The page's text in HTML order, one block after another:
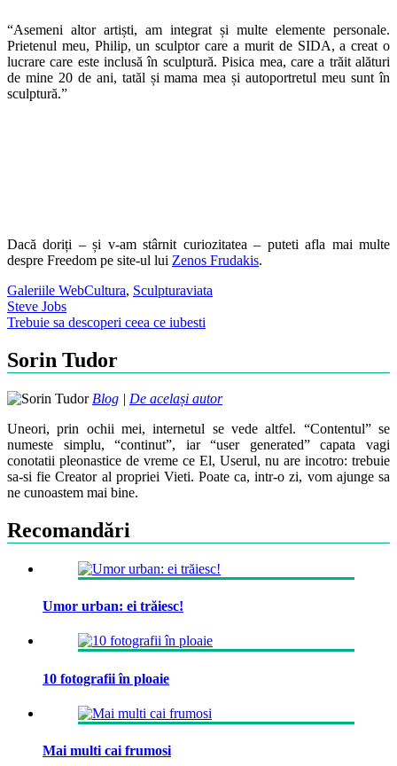
“Asemeni altor artiști, am integrat și multe elemente personale.
Prietenul meu, Philip, un sculptor care a murit de SIDA, a creat o
lucrare care este inclusă în sculptură. Pisica mea, care a trăit alături
de mine 20 de ani, tatăl și mama mea și autoportretul meu sunt în
sculptură.”
Dacă doriți – și v-am stârnit curiozitatea – puteti afla mai multe
despre Freedom pe site-ul lui Zenos Frudakis.
Galeriile WebCultura, Sculpturaviata
Post
navigation
Steve Jobs
Trebuie sa descoperi ceea ce iubesti
Sorin Tudor
Blog | De același autor
Uneori, prin ochii mei, internetul se vede altfel. “Contentul” se
numeste simplu, “continut”, iar “user generated” capata vagi
conotatii pleonastice de vreme ce El, Userul, nu are incotro: trebuie
sa-si fie Creator al propriei Vieti. Poate ca, intr-o zi, vom ajunge sa
ne cunoastem mai bine.
Recomandări
Umor urban: ei trăiesc!
10 fotografii în ploaie
Mai multi cai frumosi